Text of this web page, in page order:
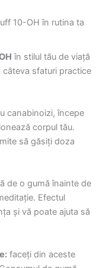
10-OH în rutina ta
în stilul tău de viață
sfaturi practice
canabinoizi, începe
corpul tău.
să găsiți doza
de o gumă înainte de
Efectul
și vă poate ajuta să
faceți din aceste